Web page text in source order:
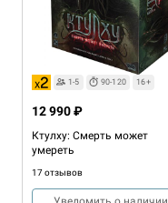
1-5 90-120 16+
Ктулху: Смерть может
умереть
17 отзывов
12 990 ₽